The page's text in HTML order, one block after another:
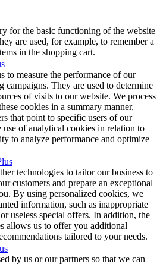
for the basic functioning of the website
are used, for example, to remember a
in the shopping cart.
to measure the performance of our
campaigns. They are used to determine
of visits to our website. We process
cookies in a summary manner,
that point to specific users of our
of analytical cookies in relation to
to analyze performance and optimize
technologies to tailor our business to
customers and prepare an exceptional
By using personalized cookies, we
information, such as inappropriate
useless special offers. In addition, the
allows us to offer you additional
tailored to your needs.
by us or our partners so that we can